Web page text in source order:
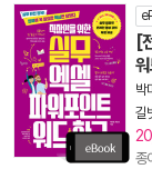
[
박
길
종